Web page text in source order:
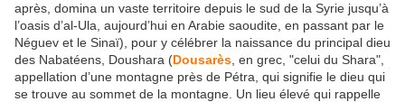
après, domina un vaste territoire depuis le sud de la Syrie jusqu’à
l’oasis d’al-Ula, aujourd’hui en Arabie saoudite, en passant par le
Néguev et le Sinaï), pour y célébrer la naissance du principal dieu
des Nabatéens, Doushara (Dousarès , en grec, "celui du Shara",
appellation d’une montagne près de Pétra, qui signifie le dieu qui
se trouve au sommet de la montagne. Un lieu élevé qui rappelle